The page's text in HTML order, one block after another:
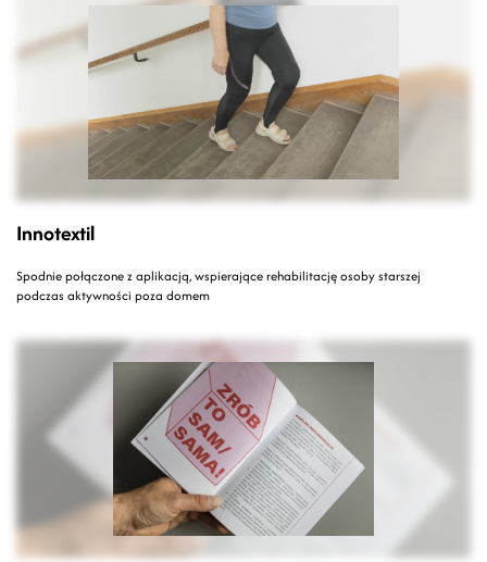
Innotextil
Spodnie połączone z aplikacją, wspierające rehabilitację osoby starszej
podczas aktywności poza domem